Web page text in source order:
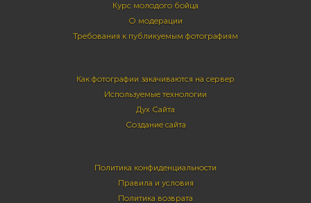
Курс молодого бойца
О модерации
Требования к публикуемым фотографиям
Как фотографии закачиваются на сервер
Используемые технологии
Дух Сайта
Создание сайта
Политика конфиденциальности
Правила и условия
Политика возврата